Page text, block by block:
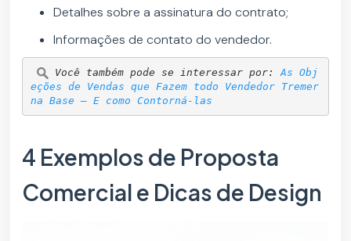
Detalhes sobre a assinatura do contrato;
Informações de contato do vendedor.
Você também pode se interessar por: As Obj
eções de Vendas que Fazem todo Vendedor Tremer
na Base — E como Contorná-las
4 Exemplos de Proposta
Comercial e Dicas de Design